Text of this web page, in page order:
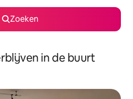
Zoeken
in de buurt